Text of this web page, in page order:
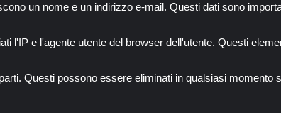
un nome e un indirizzo e-mail. Questi dati sono
l'IP e l'agente utente del browser dell'utente. Questi
Questi possono essere eliminati in qualsiasi momento